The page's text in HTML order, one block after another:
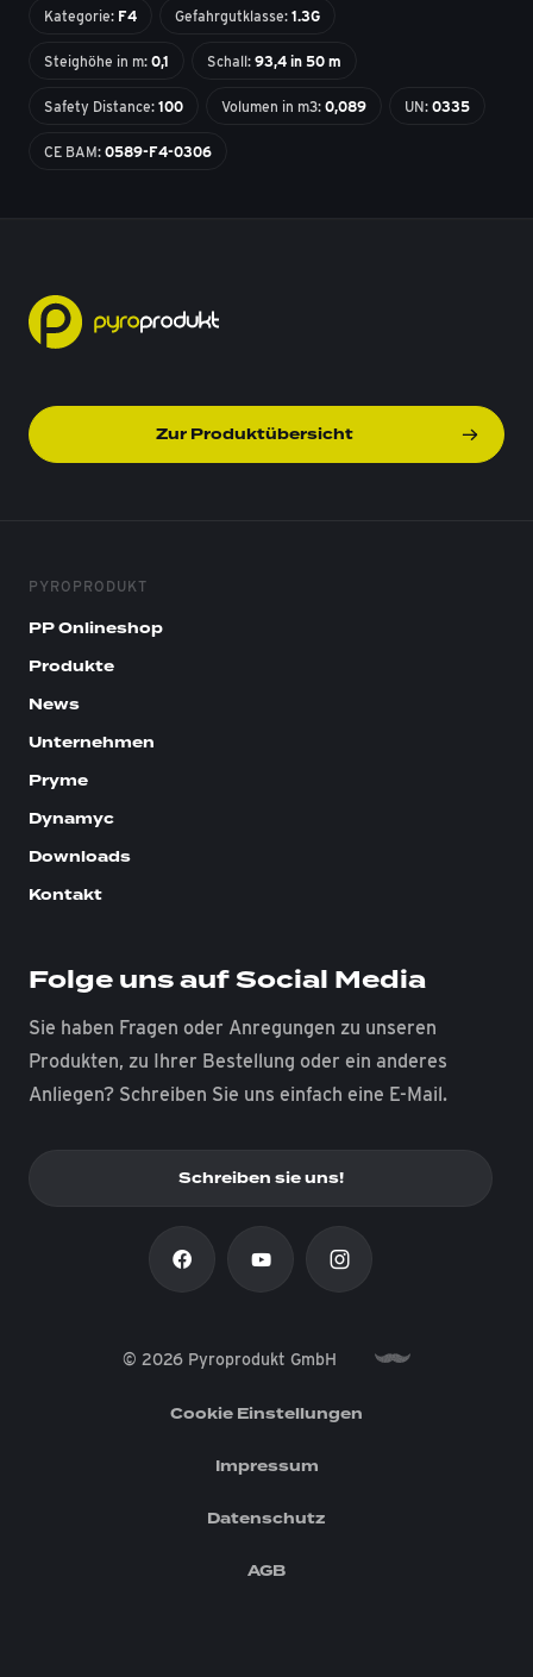
Kategorie: F4 Gefahrgutklasse: 1.3G
Steighöhe in m: 0,1 Schall: 93,4 in 50 m
Safety Distance: 100 Volumen in m3: 0,089 UN: 0335
CE BAM: 0589-F4-0306
Zur Produktübersicht
PYROPRODUKT
PP Onlineshop
Produkte
News
Unternehmen
Pryme
Dynamyc
Downloads
Kontakt
Folge uns auf Social Media
Sie haben Fragen oder Anregungen zu unseren
Produkten, zu Ihrer Bestellung oder ein anderes
Anliegen? Schreiben Sie uns einfach eine E-Mail.
Schreiben sie uns!
© 2026 Pyroprodukt GmbH
Cookie Einstellungen
Impressum
Datenschutz
AGB